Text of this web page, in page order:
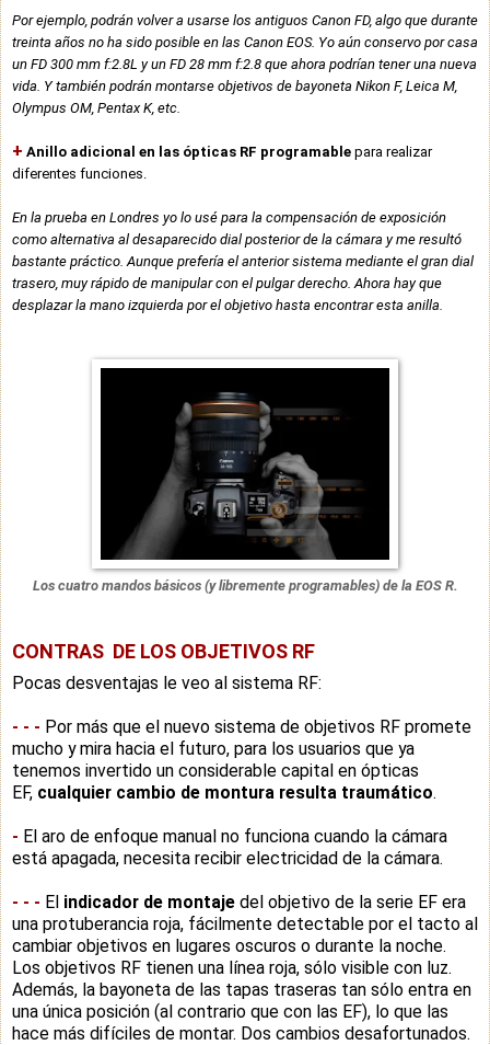
Por ejemplo, podrán volver a usarse los antiguos Canon FD, algo que durante
treinta años no ha sido posible en las Canon EOS. Yo aún conservo por casa
un FD 300 mm f:2.8L y un FD 28 mm f:2.8 que ahora podrían tener una nueva
vida. Y también podrán montarse objetivos de bayoneta Nikon F, Leica M,
Olympus OM, Pentax K, etc.
+ Anillo adicional en las ópticas RF programable para realizar
diferentes funciones.
En la prueba en Londres yo lo usé para la compensación de exposición
como alternativa al desaparecido dial posterior de la cámara y me resultó
bastante práctico. Aunque prefería el anterior sistema mediante el gran dial
trasero, muy rápido de manipular con el pulgar derecho. Ahora hay que
desplazar la mano izquierda por el objetivo hasta encontrar esta anilla.
Los cuatro mandos básicos (y libremente programables) de la EOS R.
CONTRAS DE LOS OBJETIVOS RF
Pocas desventajas le veo al sistema RF:
- - - Por más que el nuevo sistema de objetivos RF promete
mucho y mira hacia el futuro, para los usuarios que ya
tenemos invertido un considerable capital en ópticas
EF, cualquier cambio de montura resulta traumático.
- El aro de enfoque manual no funciona cuando la cámara
está apagada, necesita recibir electricidad de la cámara.
- - - El indicador de montaje del objetivo de la serie EF era
una protuberancia roja, fácilmente detectable por el tacto al
cambiar objetivos en lugares oscuros o durante la noche.
Los objetivos RF tienen una línea roja, sólo visible con luz.
Además, la bayoneta de las tapas traseras tan sólo entra en
una única posición (al contrario que con las EF), lo que las
hace más difíciles de montar. Dos cambios desafortunados.